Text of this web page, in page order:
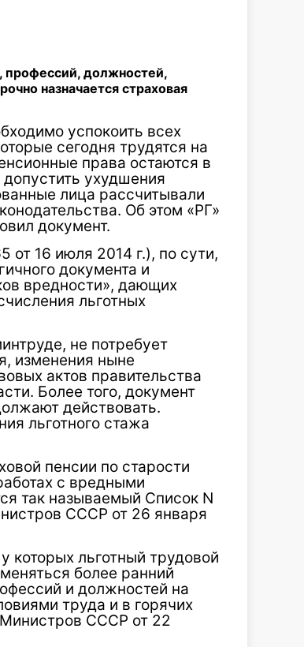
профессий, должностей,
назначается страховая
успокоить всех
сегодня трудятся на
права остаются в
ухудшения
лица рассчитывали
Об этом «РГ»
документ.
от 16 июля 2014 г.), по сути,
документа и
вредности», дающих
льготных
не потребует
изменения ныне
актов правительства
Более того, документ
действовать.
льготного стажа
пенсии по старости
с вредными
так называемый Список N
СССР от 26 января
которых льготный трудовой
более ранний
и должностей на
труда и в горячих
СССР от 22